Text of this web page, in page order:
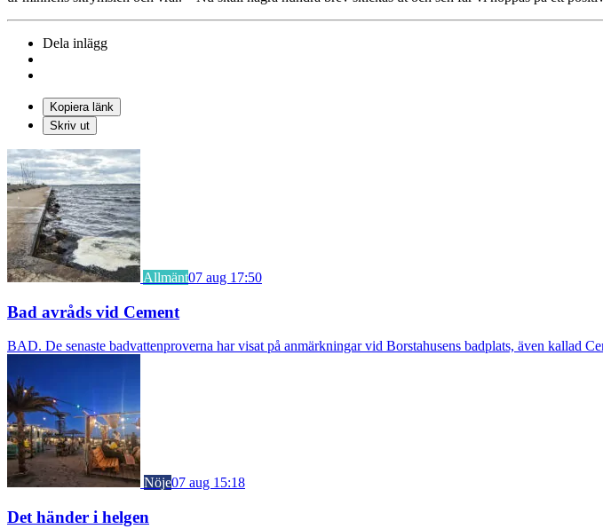
Dela inlägg
Kopiera länk
Skriv ut
Allmänt07 aug 17:50
Bad avråds vid Cement
BAD. De senaste badvattenproverna har visat på anmärkningar vid Borstahusens badplats, även kallad
Nöje07 aug 15:18
Det händer i helgen